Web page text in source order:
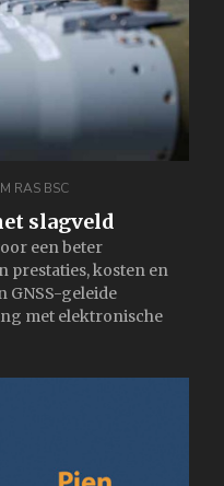
RAS BSC
slagveld
een beter
prestaties, kosten en
GNSS-geleide
met elektronische